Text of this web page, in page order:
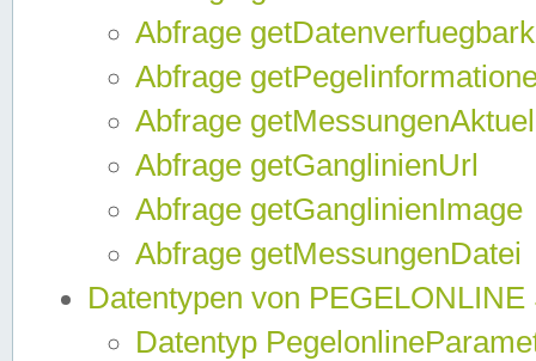
Abfrage
Abfrage
Abfrage
Abfrage getGanglinienUrl
Abfrage getGanglinienImage
Abfrage getMessungenDatei
Datentypen von
Datentyp